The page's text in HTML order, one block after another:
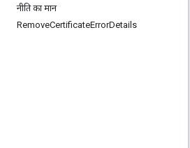
नीति का मान
RemoveCertificateErrorDetails